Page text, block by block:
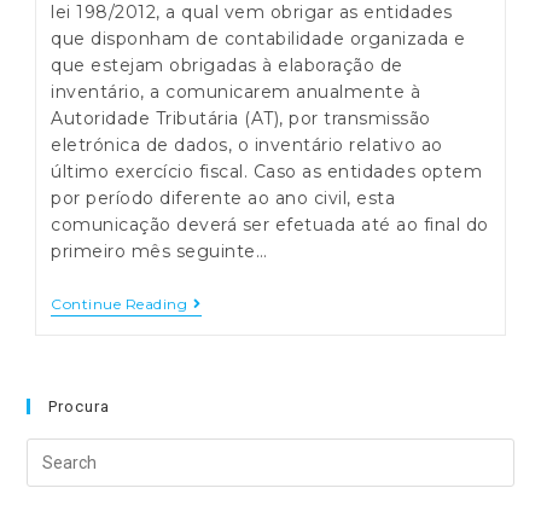
lei 198/2012, a qual vem obrigar as entidades
que disponham de contabilidade organizada e
que estejam obrigadas à elaboração de
inventário, a comunicarem anualmente à
Autoridade Tributária (AT), por transmissão
eletrónica de dados, o inventário relativo ao
último exercício fiscal. Caso as entidades optem
por período diferente ao ano civil, esta
comunicação deverá ser efetuada até ao final do
primeiro mês seguinte…
Continue Reading Comunicação
Procura
Search
this